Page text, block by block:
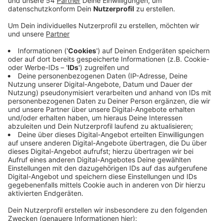
Anzeige
In einer Sondersitzung des Planungs- und
Bauausschusses soll heute der Bebauungsplan
verabschiedet werden.
Außerdem soll der Bebauungsplan öffentlich
ausgelegt werden. Auf dem riesigen, brachliegenden
Gelände zwischen Lürriper-, Breitenbach- und
Kranzstraße sowie der Bahnstrecke plant der Investor
Catella weit über 1.000 Wohnungen. Sie sollen um
einen künstlichen See herum entstehen. Auch
bezahlbare Wohnungen für Mönchengladbacher mit
geringem Einkommen sollen dabei sein. Außerdem sind
auch Büros, Gastronomie und Grünflächen am Seeufer
geplant. Die Bauarbeiten könnten noch in diesem Jahr
beginnen.